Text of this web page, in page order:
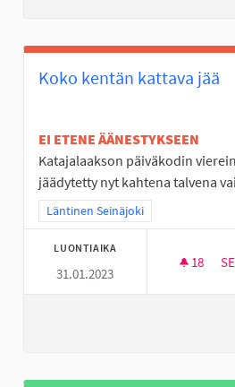
Koko kentän kattava jää
EI ETENE ÄÄNESTYKSEEN
Katajalaakson päiväkodin
jäädytetty nyt kahtena talvena
Rajaa tulokset teeman mukaan:
Läntinen Seinäjoki
LUONTIAIKA
31.01.2023
18 18